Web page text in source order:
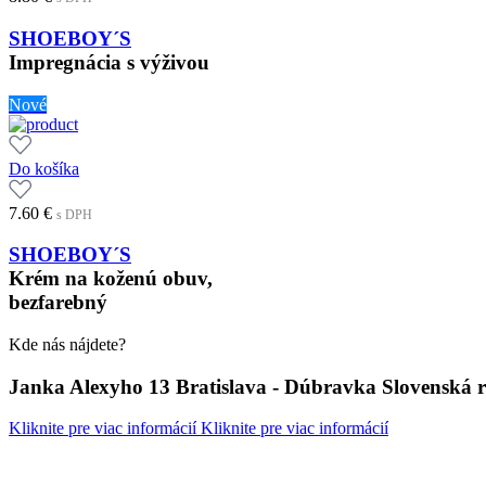
SHOEBOY´S
Impregnácia s výživou
Nové
Do košíka
7.60 € s DPH
SHOEBOY´S
Krém na koženú obuv,
bezfarebný
Kde nás nájdete?
Janka Alexyho 13 Bratislava - Dúbravka Slovenská
Kliknite pre viac informáciíKliknite pre viac informácií